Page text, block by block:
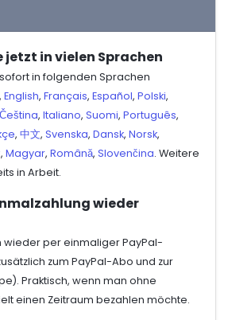
jetzt in vielen Sprachen
in folgenden Sprachen
, English, Français, Español, Polski,
Čeština, Italiano, Suomi, Português,
, 中文, Svenska, Dansk, Norsk,
, Magyar, Română, Slovenčina. Weitere
in Arbeit.
wieder
wieder per einmaliger PayPal-
zum PayPal-Abo und zur
Praktisch, wenn man ohne
einen Zeitraum bezahlen möchte.